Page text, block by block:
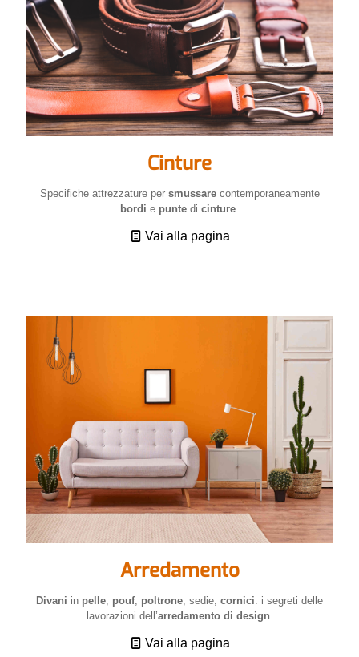
Cinture
Specifiche attrezzature per smussarecontemporaneamente
bordi e punte di cinture.
Vai alla pagina
Arredamento
Divani in pelle pouf, poltrone , sedie, cornici: i segreti delle
lavorazioni dell’arredamento di design
Vai alla pagina